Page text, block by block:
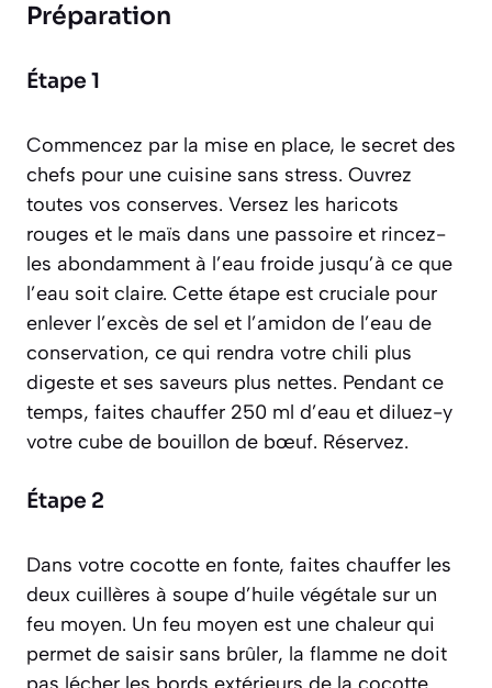
Préparation
Étape 1
Commencez par la mise en place, le secret des
chefs pour une cuisine sans stress. Ouvrez
toutes vos conserves. Versez les haricots
rouges et le maïs dans une passoire et rincez-
les abondamment à l’eau froide jusqu’à ce que
l’eau soit claire. Cette étape est cruciale pour
enlever l’excès de sel et l’amidon de l’eau de
conservation, ce qui rendra votre chili plus
digeste et ses saveurs plus nettes. Pendant ce
temps, faites chauffer 250 ml d’eau et diluez-y
votre cube de bouillon de bœuf. Réservez.
Étape 2
Dans votre cocotte en fonte, faites chauffer les
deux cuillères à soupe d’huile végétale sur un
feu moyen. Un feu moyen est une chaleur qui
permet de saisir sans brûler, la flamme ne doit